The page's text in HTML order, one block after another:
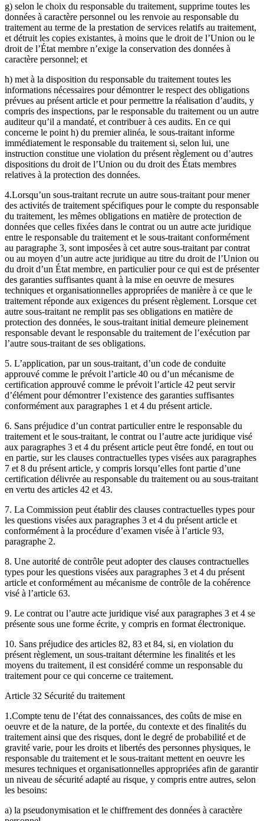
g) selon le choix du responsable du traitement, supprime toutes les
données à caractère personnel ou les renvoie au responsable du
traitement au terme de la prestation de services relatifs au traitement,
et détruit les copies existantes, à moins que le droit de l’Union ou le
droit de l’État membre n’exige la conservation des données à
caractère personnel; et
h) met à la disposition du responsable du traitement toutes les
informations nécessaires pour démontrer le respect des obligations
prévues au présent article et pour permettre la réalisation d’audits, y
compris des inspections, par le responsable du traitement ou un autre
auditeur qu’il a mandaté, et contribuer à ces audits. En ce qui
concerne le point h) du premier alinéa, le sous-traitant informe
immédiatement le responsable du traitement si, selon lui, une
instruction constitue une violation du présent règlement ou d’autres
dispositions du droit de l’Union ou du droit des États membres
relatives à la protection des données.
4.Lorsqu’un sous-traitant recrute un autre sous-traitant pour mener
des activités de traitement spécifiques pour le compte du responsable
du traitement, les mêmes obligations en matière de protection de
données que celles fixées dans le contrat ou un autre acte juridique
entre le responsable du traitement et le sous-traitant conformément
au paragraphe 3, sont imposées à cet autre sous-traitant par contrat
ou au moyen d’un autre acte juridique au titre du droit de l’Union ou
du droit d’un État membre, en particulier pour ce qui est de présenter
des garanties suffisantes quant à la mise en oeuvre de mesures
techniques et organisationnelles appropriées de manière à ce que le
traitement réponde aux exigences du présent règlement. Lorsque cet
autre sous-traitant ne remplit pas ses obligations en matière de
protection des données, le sous-traitant initial demeure pleinement
responsable devant le responsable du traitement de l’exécution par
l’autre sous-traitant de ses obligations.
5. L’application, par un sous-traitant, d’un code de conduite
approuvé comme le prévoit l’article 40 ou d’un mécanisme de
certification approuvé comme le prévoit l’article 42 peut servir
d’élément pour démontrer l’existence des garanties suffisantes
conformément aux paragraphes 1 et 4 du présent article.
6. Sans préjudice d’un contrat particulier entre le responsable du
traitement et le sous-traitant, le contrat ou l’autre acte juridique visé
aux paragraphes 3 et 4 du présent article peut être fondé, en tout ou
en partie, sur les clauses contractuelles types visées aux paragraphes
7 et 8 du présent article, y compris lorsqu’elles font partie d’une
certification délivrée au responsable du traitement ou au sous-traitant
en vertu des articles 42 et 43.
7. La Commission peut établir des clauses contractuelles types pour
les questions visées aux paragraphes 3 et 4 du présent article et
conformément à la procédure d’examen visée à l’article 93,
paragraphe 2.
8. Une autorité de contrôle peut adopter des clauses contractuelles
types pour les questions visées aux paragraphes 3 et 4 du présent
article et conformément au mécanisme de contrôle de la cohérence
visé à l’article 63.
9. Le contrat ou l’autre acte juridique visé aux paragraphes 3 et 4 se
présente sous une forme écrite, y compris en format électronique.
10. Sans préjudice des articles 82, 83 et 84, si, en violation du
présent règlement, un sous-traitant détermine les finalités et les
moyens du traitement, il est considéré comme un responsable du
traitement pour ce qui concerne ce traitement.
Article 32 Sécurité du traitement
1.Compte tenu de l’état des connaissances, des coûts de mise en
oeuvre et de la nature, de la portée, du contexte et des finalités du
traitement ainsi que des risques, dont le degré de probabilité et de
gravité varie, pour les droits et libertés des personnes physiques, le
responsable du traitement et le sous-traitant mettent en oeuvre les
mesures techniques et organisationnelles appropriées afin de garantir
un niveau de sécurité adapté au risque, y compris entre autres, selon
les besoins:
a) la pseudonymisation et le chiffrement des données à caractère